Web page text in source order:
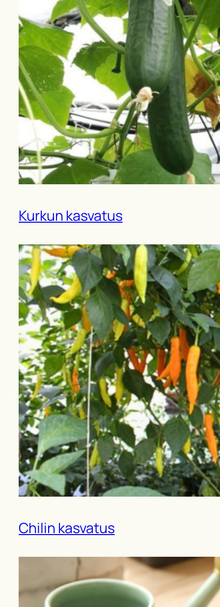
Kurkun kasvatus
Chilin kasvatus